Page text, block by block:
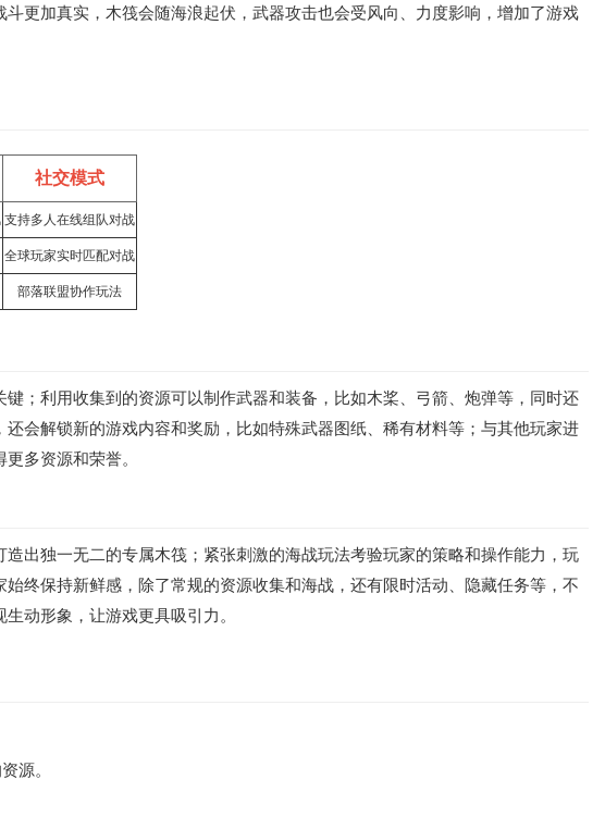
更加真实，木筏会随海浪起伏，武器攻击也会受风向、力度影响，增加了游戏
社交模式
支持多人在线组队对战
全球玩家实时匹配对战
部落联盟协作玩法
；利用收集到的资源可以制作武器和装备，比如木桨、弓箭、炮弹等，同时还
会解锁新的游戏内容和奖励，比如特殊武器图纸、稀有材料等；与其他玩家进
多资源和荣誉。
出独一无二的专属木筏；紧张刺激的海战玩法考验玩家的策略和操作能力，玩
终保持新鲜感，除了常规的资源收集和海战，还有限时活动、隐藏任务等，不
动形象，让游戏更具吸引力。
源。